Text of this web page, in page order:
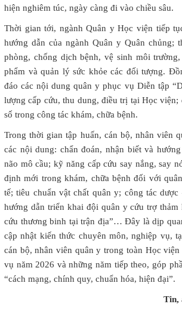
hiện nghiêm túc, ngày càng đi vào chiều sâu.
Thời gian tới, ngành Quân y Học viện tiếp
hướng dẫn của ngành Quân y Quân chủng;
phòng, chống dịch bệnh, vệ sinh môi
phẩm và quản lý sức khỏe các đối tượng.
đáo các nội dung quân y phục vụ Diễn tập
lượng cấp cứu, thu dung, điều trị tại Học viện;
số trong công tác khám, chữa bệnh.
Trong thời gian tập huấn, cán bộ, nhân viên
các nội dung: chẩn đoán, nhận biết và
não mô cầu; kỹ năng cấp cứu say nắng, say
định mới trong khám, chữa bệnh đối với
tế; tiêu chuẩn vật chất quân y; công tác
hướng dẫn triển khai đội quân y cứu trợ thảm
cứu thương binh tại trận địa”… Đây là dịp
cập nhật kiến thức chuyên môn, nghiệp vụ,
cán bộ, nhân viên quân y trong toàn Học
vụ năm 2026 và những năm tiếp theo, góp
“cách mạng, chính quy, chuẩn hóa, hiện đại”.
Tin,